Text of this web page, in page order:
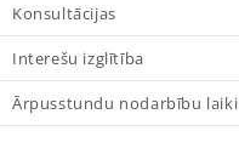
Konsultācijas
Interešu izglītība
Ārpusstundu nodarbību laiki